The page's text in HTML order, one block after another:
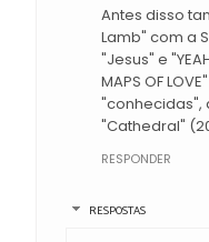
Antes disso
Lamb" com a
"Jesus" e
MAPS OF
"conhecidas",
"Cathedral"
RESPONDER
RESPOSTAS